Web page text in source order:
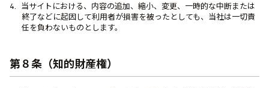
当サイトにおける、内容の追加、縮小、変更、一時的な中断または
終了などに起因して利用者が損害を被ったとしても、当社は一切責
任を負わないものとします。
第８条（知的財産権）